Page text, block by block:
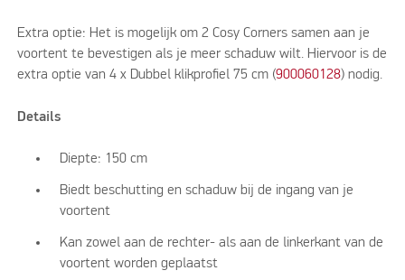
Extra optie: Het is mogelijk om 2 Cosy Corners samen aan je
voortent te bevestigen als je meer schaduw wilt. Hiervoor is de
extra optie van 4 x Dubbel klikprofiel 75 cm (900060128) nodig.
Details
Diepte: 150 cm
Biedt beschutting en schaduw bij de ingang van je
voortent
Kan zowel aan de rechter- als aan de linkerkant van de
voortent worden geplaatst